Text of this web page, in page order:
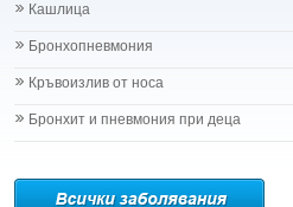
Кашлица
Бронхопневмония
Кръвоизлив от носа
Бронхит и пневмония при деца